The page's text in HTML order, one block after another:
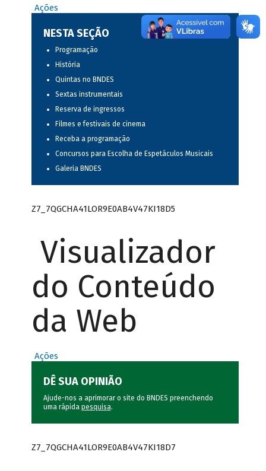
Ações
NESTA SEÇÃO
Programação
História
Quintas no BNDES
Sextas instrumentais
Reserva de ingressos
Filmes e festivais de cinema
Receba a programação
Concursos para Escolha de Espetáculos Musicais
Galeria BNDES
Z7_7QGCHA41LOR9E0AB4V47KI18D5
Visualizador
do Conteúdo
da Web
Ações
DÊ SUA OPINIÃO
Ajude-nos a aprimorar o site do BNDES preenchendo
uma rápida pesquisa.
Z7_7QGCHA41LOR9E0AB4V47KI18D7